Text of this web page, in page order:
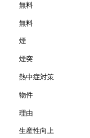
無料
無料
煙
煙突
熱中症対策
物件
理由
生産性向上